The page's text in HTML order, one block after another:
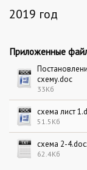
2019 год
Приложенные
схему.doc
33Кб
схема лист
51.5Кб
схема 2-
62.4Кб